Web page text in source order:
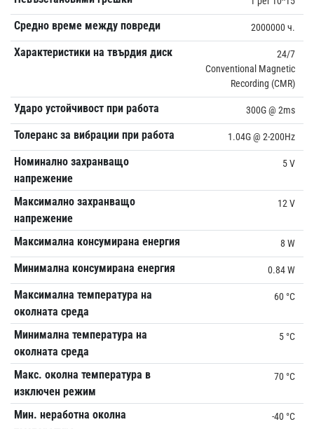
Средно време между повреди 2000000 ч.
Характеристики на твърдия диск
24/7
Conventional Magnetic
Recording (CMR)
Ударо устойчивост при работа 300G @ 2ms
Толеранс за вибрации при работа 1.04G @ 2-200Hz
Номинално захранващо
напрежение
5 V
Максимално захранващо
напрежение
12 V
Максимална консумирана енергия 8 W
Минимална консумирана енергия 0.84 W
Максимална температура на
околната среда
60 °C
Минимална температура на
околната среда
5 °C
Макс. околна температура в
изключен режим
70 °C
Мин. неработна околна
-40 °C